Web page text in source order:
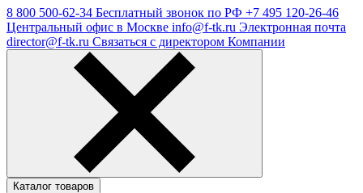
8 800 500-62-34 Бесплатный звонок по РФ +7 495 120-26-46
Центральный офис в Москве info@f-tk.ru Электронная почта
director@f-tk.ru Связаться с директором Компании
Каталог товаров